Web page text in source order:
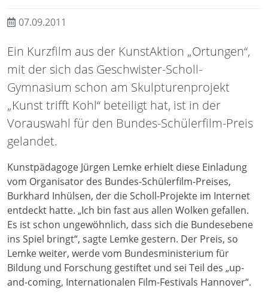
07.09.2011
Ein Kurzfilm aus der KunstAktion „Ortungen“,
mit der sich das Geschwister-Scholl-
Gymnasium schon am Skulpturenprojekt
„Kunst trifft Kohl“ beteiligt hat, ist in der
Vorauswahl für den Bundes-Schülerfilm-Preis
gelandet.
Kunstpädagoge Jürgen Lemke erhielt diese Einladung
vom Organisator des Bundes-Schülerfilm-Preises,
Burkhard Inhülsen, der die Scholl-Projekte im Internet
entdeckt hatte. „Ich bin fast aus allen Wolken gefallen.
Es ist schon ungewöhnlich, dass sich die Bundesebene
ins Spiel bringt“, sagte Lemke gestern. Der Preis, so
Lemke weiter, werde vom Bundesministerium für
Bildung und Forschung gestiftet und sei Teil des „up-
and-coming, Internationalen Film-Festivals Hannover“.